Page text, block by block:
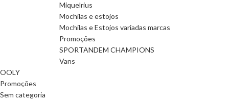
Miquelrius
Mochilas e estojos
Mochilas e Estojos variadas marcas
Promoções
SPORTANDEM CHAMPIONS
Vans
OOLY
Promoções
Sem categoria